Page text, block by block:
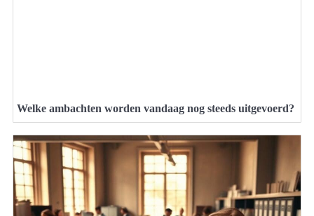
Welke ambachten worden vandaag nog steeds uitgevoerd?